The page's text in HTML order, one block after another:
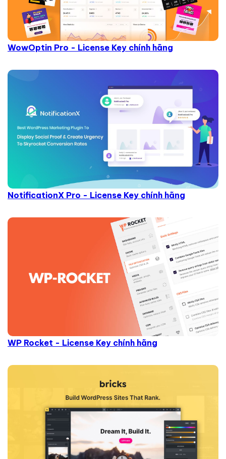
WowOptin Pro - License Key chính hãng
NotificationX Pro - License Key chính hãng
WP Rocket - License Key chính hãng